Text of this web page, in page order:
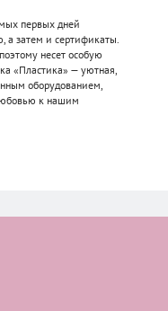
первых дней
а затем и сертификаты.
несет особую
«Пластика» — уютная,
оборудованием,
к нашим